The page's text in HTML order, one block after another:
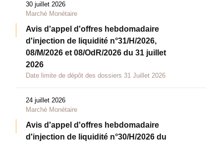
30 juillet 2026
Marché Monétaire
Avis d'appel d'offres hebdomadaire
d'injection de liquidité n°31/H/2026,
08/M/2026 et 08/OdR/2026 du 31 juillet
2026
Date limite de dépôt des dossiers 31 Juillet 2026
24 juillet 2026
Marché Monétaire
Avis d'appel d'offres hebdomadaire
d'injection de liquidité n°30/H/2026 du